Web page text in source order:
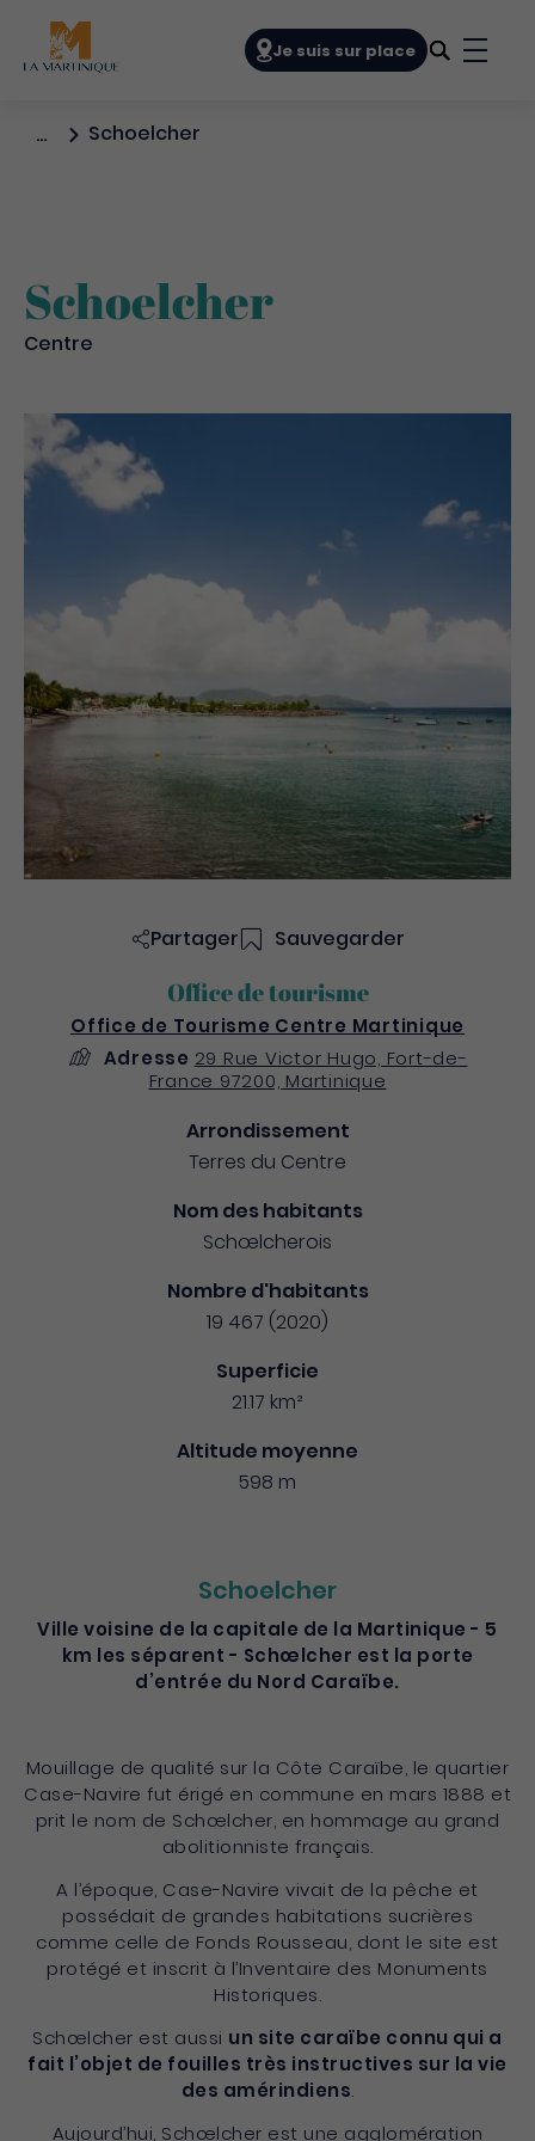
Je suis sur place
… Schoelcher
Schoelcher
Centre
Schoelcher
Ville voisine de la capitale de la Martinique - 5
km les séparent - Schœlcher est la porte
d’entrée du Nord Caraïbe.
Mouillage de qualité sur la Côte Caraïbe, le quartier
Case-Navire fut érigé en commune en mars 1888 et
prit le nom de Schœlcher, en hommage au grand
abolitionniste français.
A l’époque, Case-Navire vivait de la pêche et
possédait de grandes habitations sucrières
comme celle de Fonds Rousseau, dont le site est
protégé et inscrit à l’Inventaire des Monuments
Historiques.
Schœlcher est aussi un site caraïbe connu qui a
fait l’objet de fouilles très instructives sur la vie
des amérindiens.
Aujourd’hui, Schœlcher est une agglomération
Partager Sauvegarder
Office de tourisme
Office de Tourisme Centre Martinique
Adresse 29 Rue Victor Hugo, Fort-de-
France 97200, Martinique
Arrondissement
Terres du Centre
Nom des habitants
Schœlcherois
Nombre d'habitants
19 467 (2020)
Superficie
21.17 km²
Altitude moyenne
598 m